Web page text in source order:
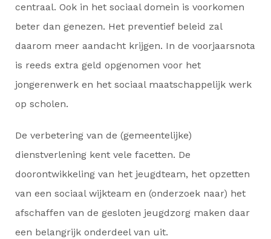
centraal. Ook in het sociaal domein is voorkomen
beter dan genezen. Het preventief beleid zal
daarom meer aandacht krijgen. In de voorjaarsnota
is reeds extra geld opgenomen voor het
jongerenwerk en het sociaal maatschappelijk werk
op scholen.
De verbetering van de (gemeentelijke)
dienstverlening kent vele facetten. De
doorontwikkeling van het jeugdteam, het opzetten
van een sociaal wijkteam en (onderzoek naar) het
afschaffen van de gesloten jeugdzorg maken daar
een belangrijk onderdeel van uit.